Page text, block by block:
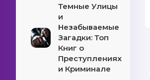
Темные Улицы
и
Незабываемые
Загадки: Топ
Книг о
Преступлениях
и Криминале